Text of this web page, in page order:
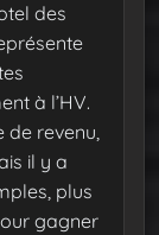
des
à l’HV.
de revenu,
il y a
plus
gagner